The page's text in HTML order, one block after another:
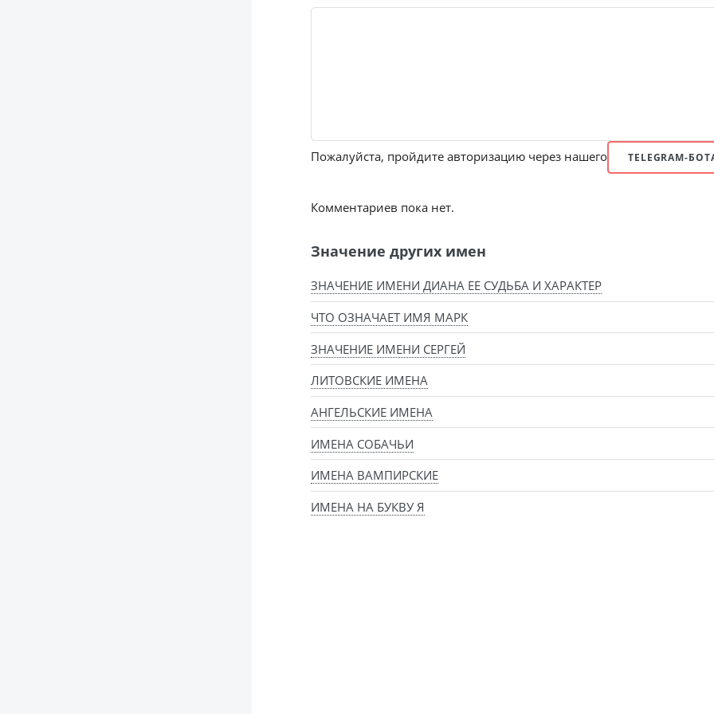
Пожалуйста, пройдите авторизацию через нашего TELEGRAM-
Комментариев пока нет.
Значение других имен
ЗНАЧЕНИЕ ИМЕНИ ДИАНА ЕЕ СУДЬБА И ХАРАКТЕР
ЧТО ОЗНАЧАЕТ ИМЯ МАРК
ЗНАЧЕНИЕ ИМЕНИ СЕРГЕЙ
ЛИТОВСКИЕ ИМЕНА
АНГЕЛЬСКИЕ ИМЕНА
ИМЕНА СОБАЧЬИ
ИМЕНА ВАМПИРСКИЕ
ИМЕНА НА БУКВУ Я